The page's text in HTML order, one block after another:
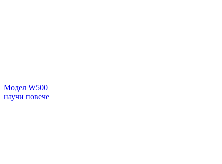
Модел W500
научи повече